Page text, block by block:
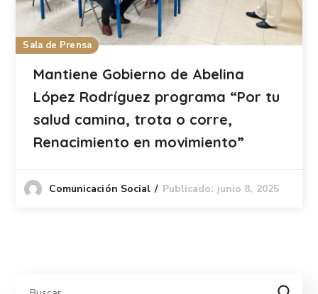
Sala de Prensa
Mantiene Gobierno de Abelina
López Rodríguez programa “Por tu
salud camina, trota o corre,
Renacimiento en movimiento”
Comunicación Social Publicado: junio 8, 2025